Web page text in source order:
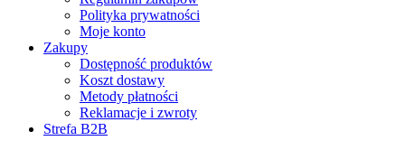
Polityka prywatności
Moje konto
Zakupy
Dostępność produktów
Koszt dostawy
Metody płatności
Reklamacje i zwroty
Strefa B2B